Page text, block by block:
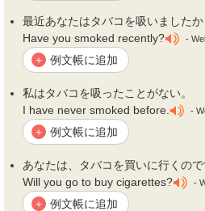
最近あなたはタバコを吸いましたか
Have you smoked recently?
-
+ 例文帳に追加
私はタバコを吸ったことがない。
I have never smoked before.
-
+ 例文帳に追加
あなたは、 タバコを買いに行くの
Will you go to buy cigarettes?
-
+ 例文帳に追加